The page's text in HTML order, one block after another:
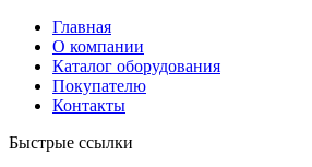
Главная
О компании
Каталог оборудования
Покупателю
Контакты
Быстрые ссылки